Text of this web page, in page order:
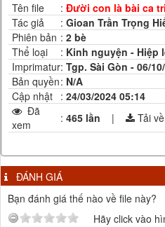
Tên file : Đười con là bài ca
Tác giả
: Gioan Trần Trọng
Phiên bản : 2 bè
Thể loại
: Kinh nguyện - Hiệp
Imprimatur: Tgp. Sài Gòn - 06/
Bản quyền: N/A
Cập nhật : 24/03/2024 05:14
Đã
xem
: 465 lần | Tải
ĐÁNH GIÁ
Bạn đánh giá thế nào về file này?
Hãy click vào